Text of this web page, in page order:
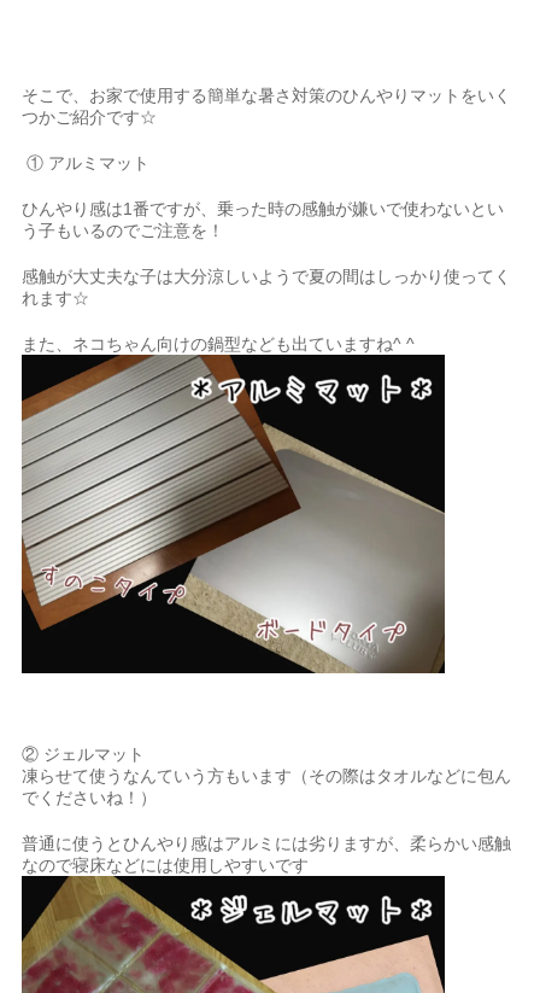
そこで、お家で使用する簡単な暑さ対策のひんやりマットをいく
つかご紹介です☆
① アルミマット
ひんやり感は1番ですが、乗った時の感触が嫌いで使わないとい
う子もいるのでご注意を！
感触が大丈夫な子は大分涼しいようで夏の間はしっかり使ってく
れます☆
また、ネコちゃん向けの鍋型なども出ていますね^ ^
② ジェルマット
凍らせて使うなんていう方もいます（その際はタオルなどに包ん
でくださいね！）
普通に使うとひんやり感はアルミには劣りますが、柔らかい感触
なので寝床などには使用しやすいです